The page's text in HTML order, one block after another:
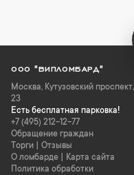
ООО "ВИПЛОМБАРД"
Москва, Кутузовский проспект,
23
Есть бесплатная парковка!
+7 (495) 212-12-77
Обращение граждан
Торги
Отзывы
О ломбарде
Карта сайта
Политика обработки